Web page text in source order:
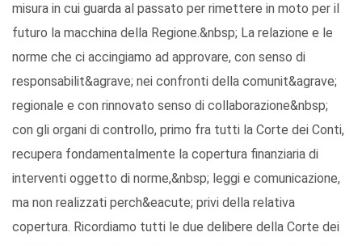
misura in cui guarda al passato per rimettere in moto per il
futuro la macchina della Regione.&nbsp; La relazione e le
norme che ci accingiamo ad approvare, con senso di
responsabilit&agrave; nei confronti della comunit&agrave;
regionale e con rinnovato senso di collaborazione&nbsp;
con gli organi di controllo, primo fra tutti la Corte dei Conti,
recupera fondamentalmente la copertura finanziaria di
interventi oggetto di norme,&nbsp; leggi e comunicazione,
ma non realizzati perch&eacute; privi della relativa
copertura. Ricordiamo tutti le due delibere della Corte dei